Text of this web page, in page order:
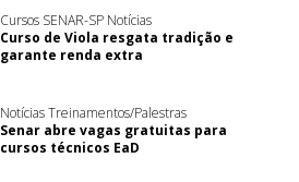
Cursos SENAR-SP Notícias
Curso de Viola resgata tradição e
garante renda extra
Notícias Treinamentos/Palestras
Senar abre vagas gratuitas para
cursos técnicos EaD